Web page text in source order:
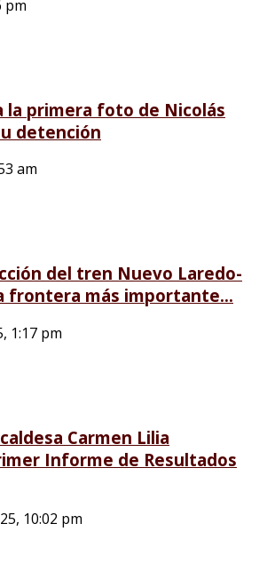
pm
la primera foto de Nicolás
detención
am
del tren Nuevo Laredo-
frontera más importante...
1:17 pm
Carmen Lilia
Informe de Resultados
10:02 pm